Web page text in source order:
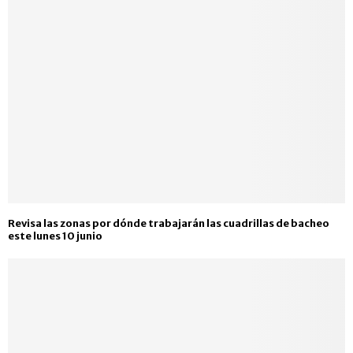
Revisa las zonas por dónde trabajarán las cuadrillas de bacheo
este lunes 10 junio